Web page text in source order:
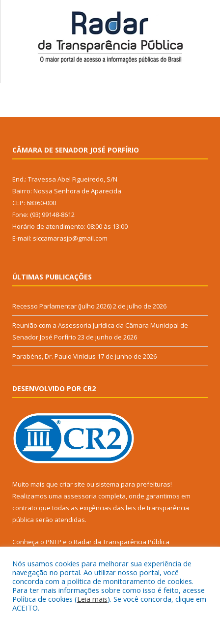
CÂMARA DE SENADOR JOSÉ PORFÍRIO
End.: Travessa Abel Figueiredo, S/N
Bairro: Nossa Senhora de Aparecida
CEP: 68360-000
Fone: (93) 99148-8612
Horário de atendimento: 08:00 às 13:00
E-mail: siccamarasjp@gmail.com
ÚLTIMAS PUBLICAÇÕES
Recesso Parlamentar (Julho 2026)2 de julho de 2026
Reunião com a Assessoria Jurídica da Câmara Municipal de
Senador José Porfírio 23 de junho de 2026
Parabéns, Dr. Paulo Vinícius 17 de junho de 2026
DESENVOLVIDO POR CR2
Muito mais que criar site ou sistema para prefeituras!
Realizamos uma assessoria completa, onde garantimos em
contrato que todas as exigências das leis de transparência
pública serão atendidas.
Conheça o PNTP e o Radar da Transparência Pública
Todos os direitos reservados a Câmara Municipal de Senador
José Porfírio.
Nós usamos cookies para melhorar sua experiência de
navegação no portal. Ao utilizar nosso portal, você
concorda com a política de monitoramento de cookies.
Para ter mais informações sobre como isso é feito, acesse
Política de cookies (Leia mais). Se você concorda, clique em
ACEITO.